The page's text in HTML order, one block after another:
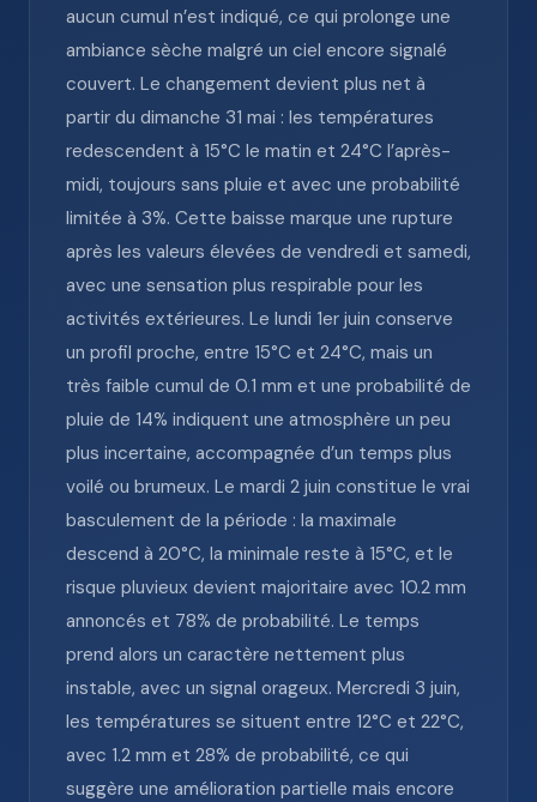
aucun cumul n’est indiqué, ce qui prolonge une
ambiance sèche malgré un ciel encore signalé
couvert. Le changement devient plus net à
partir du dimanche 31 mai : les températures
redescendent à 15°C le matin et 24°C l’après-
midi, toujours sans pluie et avec une probabilité
limitée à 3%. Cette baisse marque une rupture
après les valeurs élevées de vendredi et samedi,
avec une sensation plus respirable pour les
activités extérieures. Le lundi 1er juin conserve
un profil proche, entre 15°C et 24°C, mais un
très faible cumul de 0.1 mm et une probabilité de
pluie de 14% indiquent une atmosphère un peu
plus incertaine, accompagnée d’un temps plus
voilé ou brumeux. Le mardi 2 juin constitue le vrai
basculement de la période : la maximale
descend à 20°C, la minimale reste à 15°C, et le
risque pluvieux devient majoritaire avec 10.2 mm
annoncés et 78% de probabilité. Le temps
prend alors un caractère nettement plus
instable, avec un signal orageux. Mercredi 3 juin,
les températures se situent entre 12°C et 22°C,
avec 1.2 mm et 28% de probabilité, ce qui
suggère une amélioration partielle mais encore